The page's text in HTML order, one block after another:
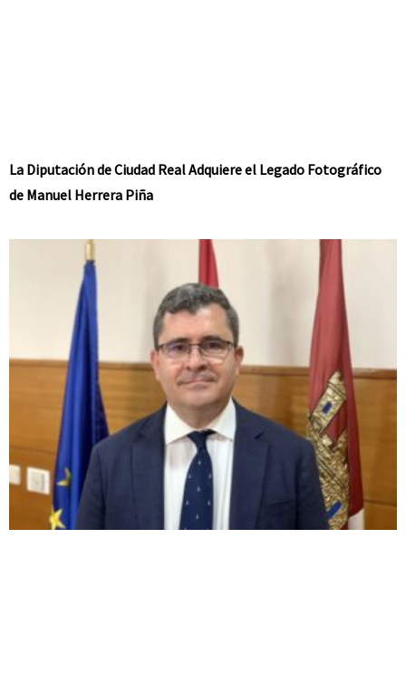
La Diputación de Ciudad Real Adquiere el Legado Fotográfico
de Manuel Herrera Piña